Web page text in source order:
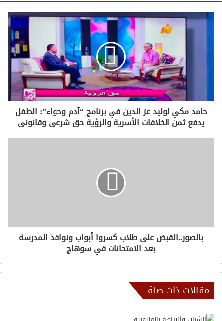
حامد مكي لوليد عز الدين في برنامج “آدم وحواء”: الطفل
يدفع ثمن الخلافات الأسرية والرؤية حق شرعي وقانوني
بالصور..القبض على طلاب كسروا أبواب ونوافذ المدرسة
بعد الامتحانات في سوهاج
مقالات ذات صلة